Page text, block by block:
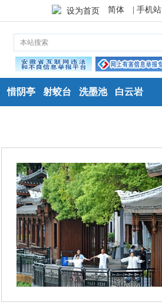
设为首页 简体 | 手机站
惜阴亭 射蛟台 洗墨池 白云岩